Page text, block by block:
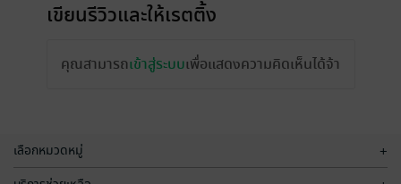
เขียนรีวิวและให้เรตติ้ง
คุณสามารถเข้าสู่ระบบเพื่อแสดงความคิดเห็นได้จ้า
เลือกหมวดหมู่ +